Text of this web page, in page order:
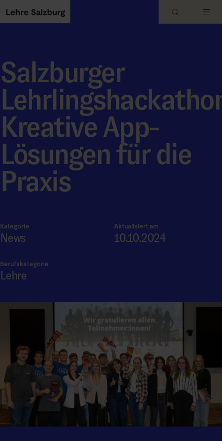
Skip to main content
Salzburger
Kreative App-
Lösungen für die
Praxis
Kategorie
News
Aktualisiert am
10.10.2024
Berufskategorie
Lehre